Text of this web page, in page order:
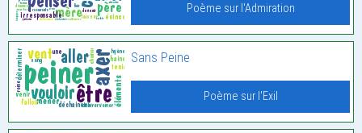
Poème sur l'Admiration
Sans Peine
Poème sur l'Exil